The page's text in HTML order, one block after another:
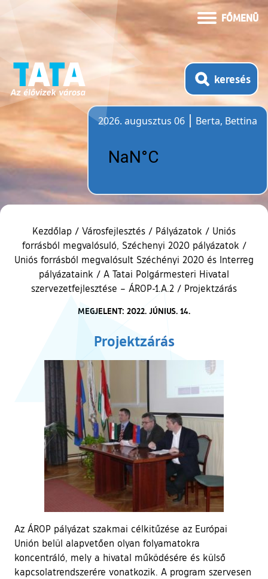
FŐMENÜ
keresés
2026. augusztus 06
Berta, Bettina
Kezdőlap / Városfejlesztés / Pályázatok / Uniós
forrásból megvalósuló, Széchenyi 2020 pályázatok /
Uniós forrásból megvalósult Széchényi 2020 és Interreg
pályázataink / A Tatai Polgármesteri Hivatal
szervezetfejlesztése – ÁROP-1.A.2 / Projektzárás
MEGJELENT: 2022. JÚNIUS. 14.
Projektzárás
Az ÁROP pályázat szakmai célkitűzése az Európai
Unión belül alapvetően olyan folyamatokra
koncentráló, mely a hivatal működésére és külső
kapcsolatrendszerére vonatkozik. A program szervesen